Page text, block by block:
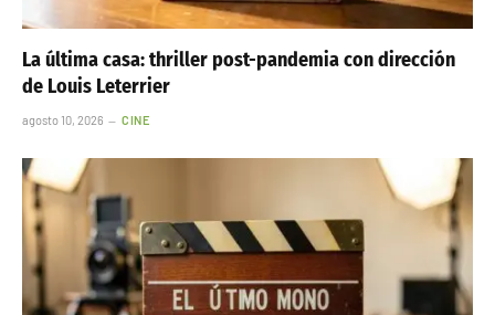
La última casa: thriller post-pandemia con dirección
de Louis Leterrier
agosto 10, 2026 CINE